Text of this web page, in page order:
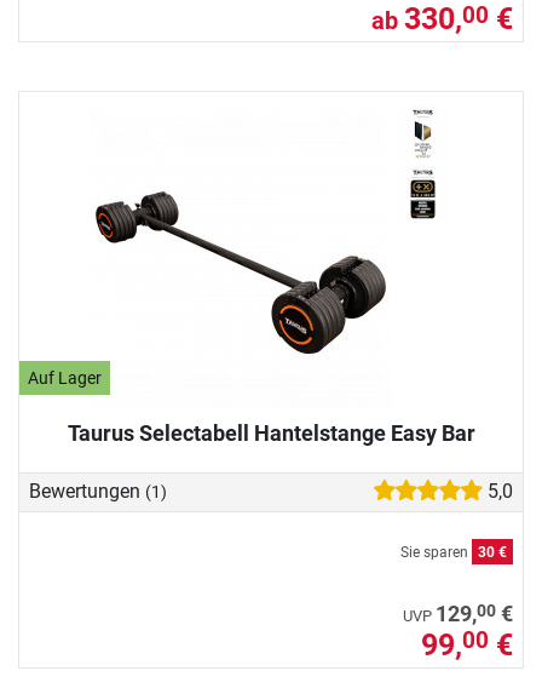
ab 330,00 €
Auf Lager
Taurus Selectabell Hantelstange Easy Bar
Bewertungen (1) 5,0
Sie sparen 30 €
UVP 129,00 €
99,00 €